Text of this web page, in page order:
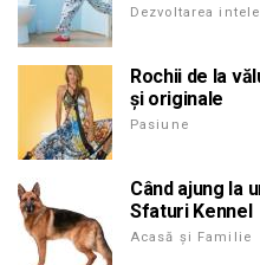
Dezvoltarea
Rochii de la
și originale
Pasiune
Când ajung la
Sfaturi Kennel
Acasă și Familie